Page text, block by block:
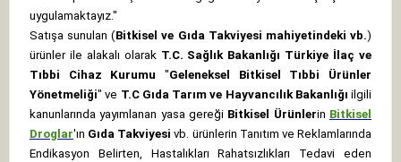
uygulamaktayız."
Satışa sunulan (Bitkisel ve Gıda Takviyesi mahiyetindeki vb.)
ürünler ile alakalı olarak T.C. Sağlık Bakanlığı Türkiye İlaç ve
Tıbbi Cihaz Kurumu "Geleneksel Bitkisel Tıbbi Ürünler
Yönetmeliği" ve T.C Gıda Tarım ve Hayvancılık Bakanlığı ilgili
kanunlarında yayımlanan yasa gereği Bitkisel Ürünlerin Bitkisel
Droglar'ın Gıda Takviyesi vb. ürünlerin Tanıtım ve Reklamlarında
Endikasyon Belirten, Hastalıkları Rahatsızlıkları Tedavi eden